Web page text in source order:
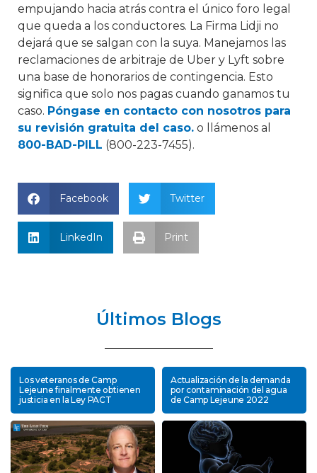
empujando hacia atrás contra el único foro legal
que queda a los conductores. La Firma Lidji no
dejará que se salgan con la suya. Manejamos las
reclamaciones de arbitraje de Uber y Lyft sobre
una base de honorarios de contingencia. Esto
significa que solo nos pagas cuando ganamos tu
caso. Póngase en contacto con nosotros para
su revisión gratuita del caso. o llámenos al
800-BAD-PILL (800-223-7455).
Facebook Twitter
LinkedIn Print
Últimos Blogs
Los veteranos de Camp
Lejeune finalmente obtienen
justicia en la Ley PACT
Actualización de la demanda
por contaminación del agua
de Camp Lejeune 2022